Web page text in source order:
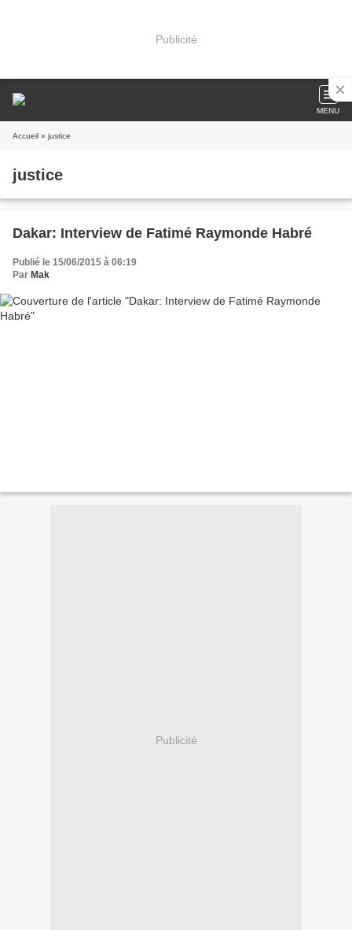
Publicité
MENU
Accueil » justice
justice
Dakar: Interview de Fatimé Raymonde Habré
Publié le 15/06/2015 à 06:19
Par Mak
Publicité